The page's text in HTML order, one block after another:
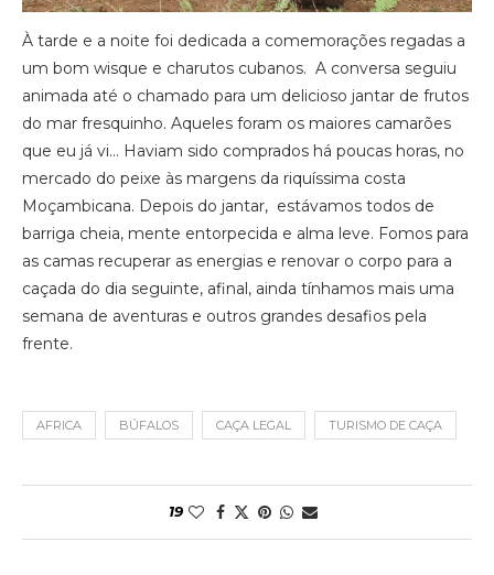
À tarde e a noite foi dedicada a comemorações regadas a
um bom wisque e charutos cubanos. A conversa seguiu
animada até o chamado para um delicioso jantar de frutos
do mar fresquinho. Aqueles foram os maiores camarões
que eu já vi… Haviam sido comprados há poucas horas, no
mercado do peixe às margens da riquíssima costa
Moçambicana. Depois do jantar, estávamos todos de
barriga cheia, mente entorpecida e alma leve. Fomos para
as camas recuperar as energias e renovar o corpo para a
caçada do dia seguinte, afinal, ainda tínhamos mais uma
semana de aventuras e outros grandes desafios pela
frente.
AFRICA BÚFALOS CAÇA LEGAL TURISMO DE CAÇA
19